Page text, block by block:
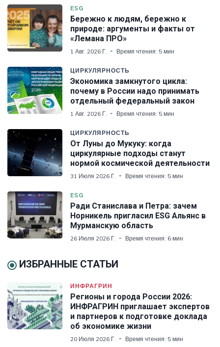
ESG
Бережно к людям, бережно к
природе: аргументы и факты от
«Лемана ПРО»
1 Авг. 2026 Г. Время чтения: 5 мин
ЦИРКУЛЯРНОСТЬ
Экономика замкнутого цикла:
почему в России надо принимать
отдельный федеральный закон
1 Авг. 2026 Г. Время чтения: 5 мин
ЦИРКУЛЯРНОСТЬ
От Луны до Мукуку: когда
циркулярные подходы станут
нормой космической деятельности
31 Июля 2026 Г. Время чтения: 5 мин
ESG
Ради Станислава и Петра: зачем
Норникель пригласил ESG Альянс в
Мурманскую область
26 Июля 2026 Г. Время чтения: 6 мин
ИЗБРАННЫЕ СТАТЬИ
ИНФРАГРИН
Регионы и города России 2026:
ИНФРАГРИН приглашает экспертов
и партнеров к подготовке доклада
об экономике жизни
20 Июля 2026 Г. Время чтения: 5 мин